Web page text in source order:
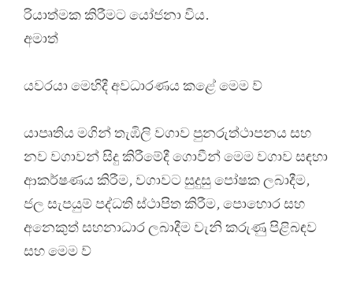
රියාත්මක කිරීමට යෝජනා විය.
අමාත්
යවරයා මෙහිදී අවධාරණය කළේ මෙම ව්
යාපෘතිය මගින් තැඹිලි වගාව පුනරුත්ථාපනය සහ
නව වගාවන් සිදු කිරීමේදී ගොවීන් මෙම වගාව සඳහා
ආකර්ෂණය කිරීම, වගාවට සුදුසු පෝෂක ලබාදීම,
ජල සැපයුම් පද්ධති ස්ථාපිත කිරීම, පොහොර සහ
අනෙකුත් සහනාධාර ලබාදීම වැනි කරුණු පිළිබඳව
සහ මෙම ව්